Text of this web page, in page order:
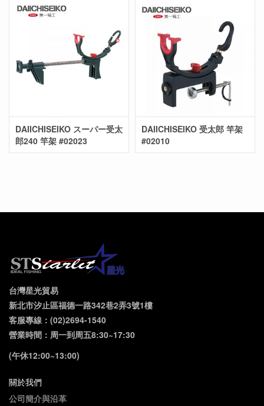
DAIICHISEIKO スーパー受太
郎240 竿架 #02023
DAIICHISEIKO 受太郎 竿架
#02010
台灣星光貿易
新北市汐止區福德一路342巷2弄3號1樓
客服專線：(02)2694-1540
營業時間：周一到周五8:30~17:30
(午休12:00~13:00)
關於我們
公司簡介與沿革